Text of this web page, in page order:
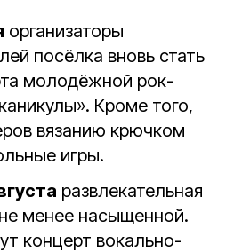
организаторы
посёлка вновь стать
молодёжной рок-
Кроме того,
вязанию крючком
игры.
развлекательная
менее насыщенной.
концерт вокально-